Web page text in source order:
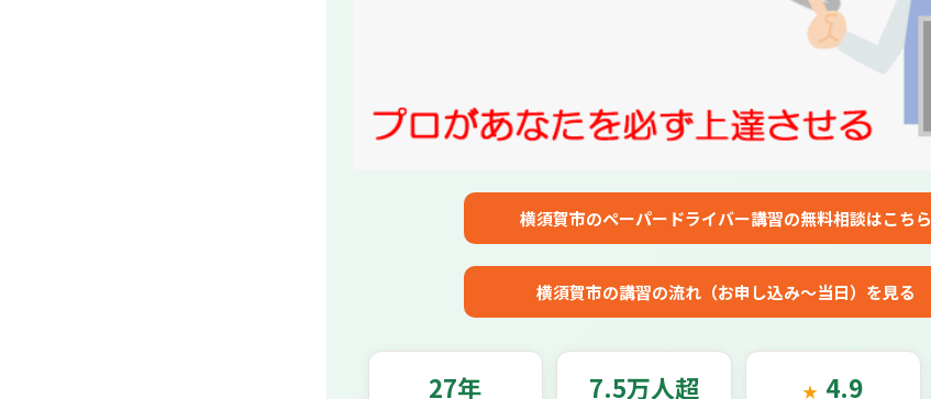
横須賀市のペーパードライバー講習の無料相談はこちら
横須賀市の講習の流れ（お申し込み～当日）を見る
27年 7.5万人超 ★ 4.9